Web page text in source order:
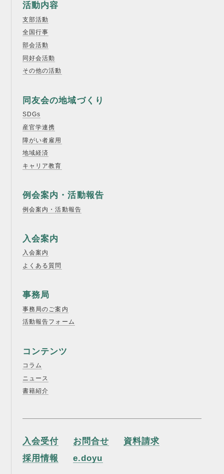
活動内容
支部活動
全国行事
部会活動
同好会活動
その他の活動
同友会の地域づくり
SDGs
産官学連携
障がい者雇用
地域経済
キャリア教育
例会案内・活動報告
例会案内・活動報告
入会案内
入会案内
よくある質問
事務局
事務局のご案内
活動報告フォーム
コンテンツ
コラム
ニュース
書籍紹介
入会受付 お問合せ
資料請求
採用情報
e.doyu